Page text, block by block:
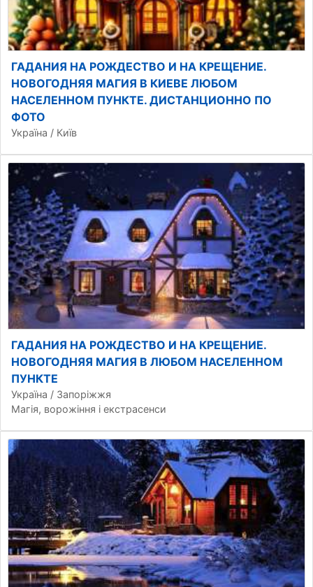
ГАДАНИЯ НА РОЖДЕСТВО И НА КРЕЩЕНИЕ.
НОВОГОДНЯЯ МАГИЯ В КИЕВЕ ЛЮБОМ
НАСЕЛЕННОМ ПУНКТЕ. ДИСТАНЦИОННО ПО
ФОТО
Україна / Київ
ГАДАНИЯ НА РОЖДЕСТВО И НА КРЕЩЕНИЕ.
НОВОГОДНЯЯ МАГИЯ В ЛЮБОМ НАСЕЛЕННОМ
ПУНКТЕ
Україна / Запоріжжя
Магія, ворожіння і екстрасенси